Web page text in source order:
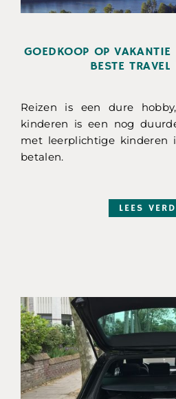
GOEDKOOP OP
BESTE
Reizen is een dure
kinderen is een nog
met leerplichtige kinderen
betalen.
LEES